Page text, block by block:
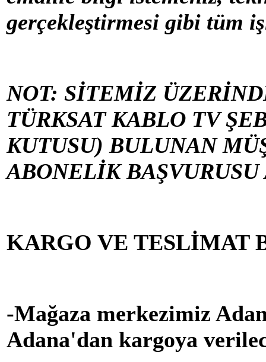
gerçekleştirmesi gibi tüm
NOT: SİTEMİZ
TÜRKSAT KABLO TV
KUTUSU) BULUNAN
ABONELİK
KARGO VE TESLİMAT
-Mağaza merkezimiz
Adana'dan kargoya